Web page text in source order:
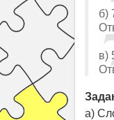
б)
в)
а)